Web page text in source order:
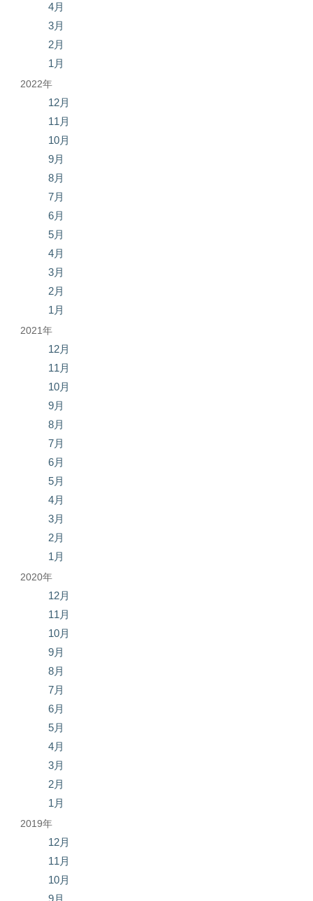
4月
3月
2月
1月
2022年
12月
11月
10月
9月
8月
7月
6月
5月
4月
3月
2月
1月
2021年
12月
11月
10月
9月
8月
7月
6月
5月
4月
3月
2月
1月
2020年
12月
11月
10月
9月
8月
7月
6月
5月
4月
3月
2月
1月
2019年
12月
11月
10月